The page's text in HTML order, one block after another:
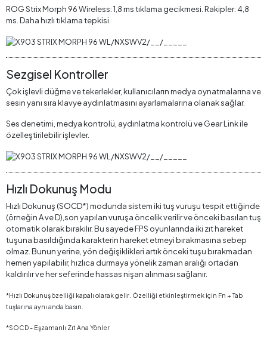
ROG Strix Morph 96 Wireless: 1,8 ms tıklama gecikmesi. Rakipler: 4,8
ms. Daha hızlı tıklama tepkisi.
Sezgisel Kontroller
Çok işlevli düğme ve tekerlekler, kullanıcıların medya oynatmalarına ve
sesin yanı sıra klavye aydınlatmasını ayarlamalarına olanak sağlar.
Ses denetimi, medya kontrolü, aydınlatma kontrolü ve Gear Link ile
özelleştirilebilir işlevler.
Hızlı Dokunuş Modu
Hızlı Dokunuş (SOCD*) modunda sistem iki tuş vuruşu tespit ettiğinde
(örneğin A ve D),son yapılan vuruşa öncelik verilir ve önceki basılan tuş
otomatik olarak bırakılır. Bu sayede FPS oyunlarında iki zıt hareket
tuşuna basıldığında karakterin hareket etmeyi bırakmasına sebep
olmaz. Bunun yerine, yön değişiklikleri artık önceki tuşu bırakmadan
hemen yapılabilir, hızlıca durmaya yönelik zaman aralığı ortadan
kaldırılır ve her seferinde hassas nişan alınması sağlanır.
*Hızlı Dokunuş özelliği kapalı olarak gelir. Özelliği etkinleştirmek için Fn + Tab
tuşlarına aynı anda basın.
*SOCD - Eşzamanlı Zıt Ana Yönler